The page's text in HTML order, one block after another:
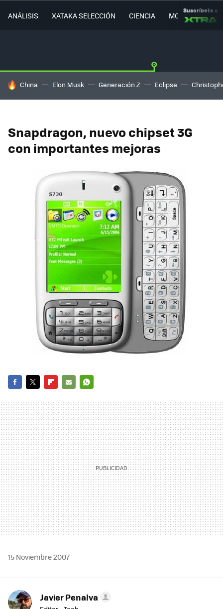
ANÁLISIS XATAKA SELECCIÓN CIENCIA MOVILIDAD
Suscríbete a
HOY SE HABLA DE
China Elon Musk Generación Z Eclipse
Snapdragon, nuevo chipset 3G
con importantes mejoras
MAIL
15 Noviembre 2007
Javier Penalva